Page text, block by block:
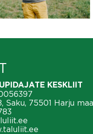
KESKLIIT
Saku, 75501 Harju